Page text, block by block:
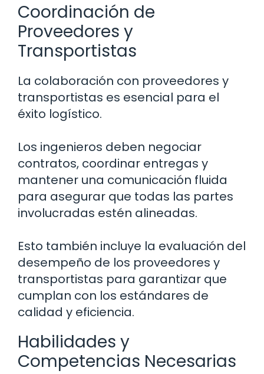
Coordinación de
Proveedores y
Transportistas
La colaboración con proveedores y
transportistas es esencial para el
éxito logístico.
Los ingenieros deben negociar
contratos, coordinar entregas y
mantener una comunicación fluida
para asegurar que todas las partes
involucradas estén alineadas.
Esto también incluye la evaluación del
desempeño de los proveedores y
transportistas para garantizar que
cumplan con los estándares de
calidad y eficiencia.
Habilidades y
Competencias Necesarias